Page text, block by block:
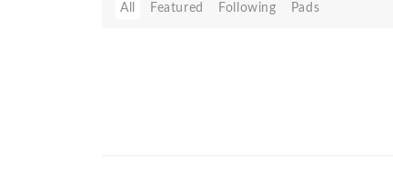
All Featured Following Pads